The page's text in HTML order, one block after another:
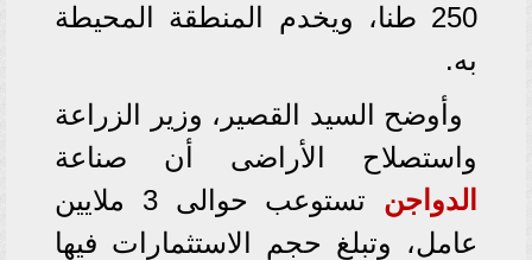
250 طنا، ويخدم المنطقة المحيطة
به.
وأوضح السيد القصير، وزير الزراعة
واستصلاح الأراضى أن صناعة
الدواجن
تستوعب حوالى 3 ملايين
عامل، وتبلغ حجم الاستثمارات فيها